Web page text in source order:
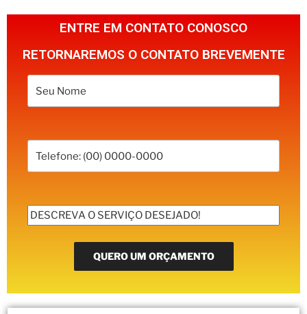
ENTRE EM CONTATO CONOSCO
RETORNAREMOS O CONTATO BREVEMENTE